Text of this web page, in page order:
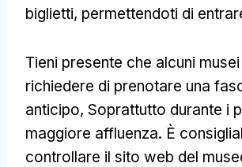
biglietti, permettendoti di
Tieni presente che alcuni
richiedere di prenotare una
anticipo, Soprattutto durante i
maggiore affluenza. È
controllare il sito web del